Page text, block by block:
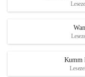
Kumm